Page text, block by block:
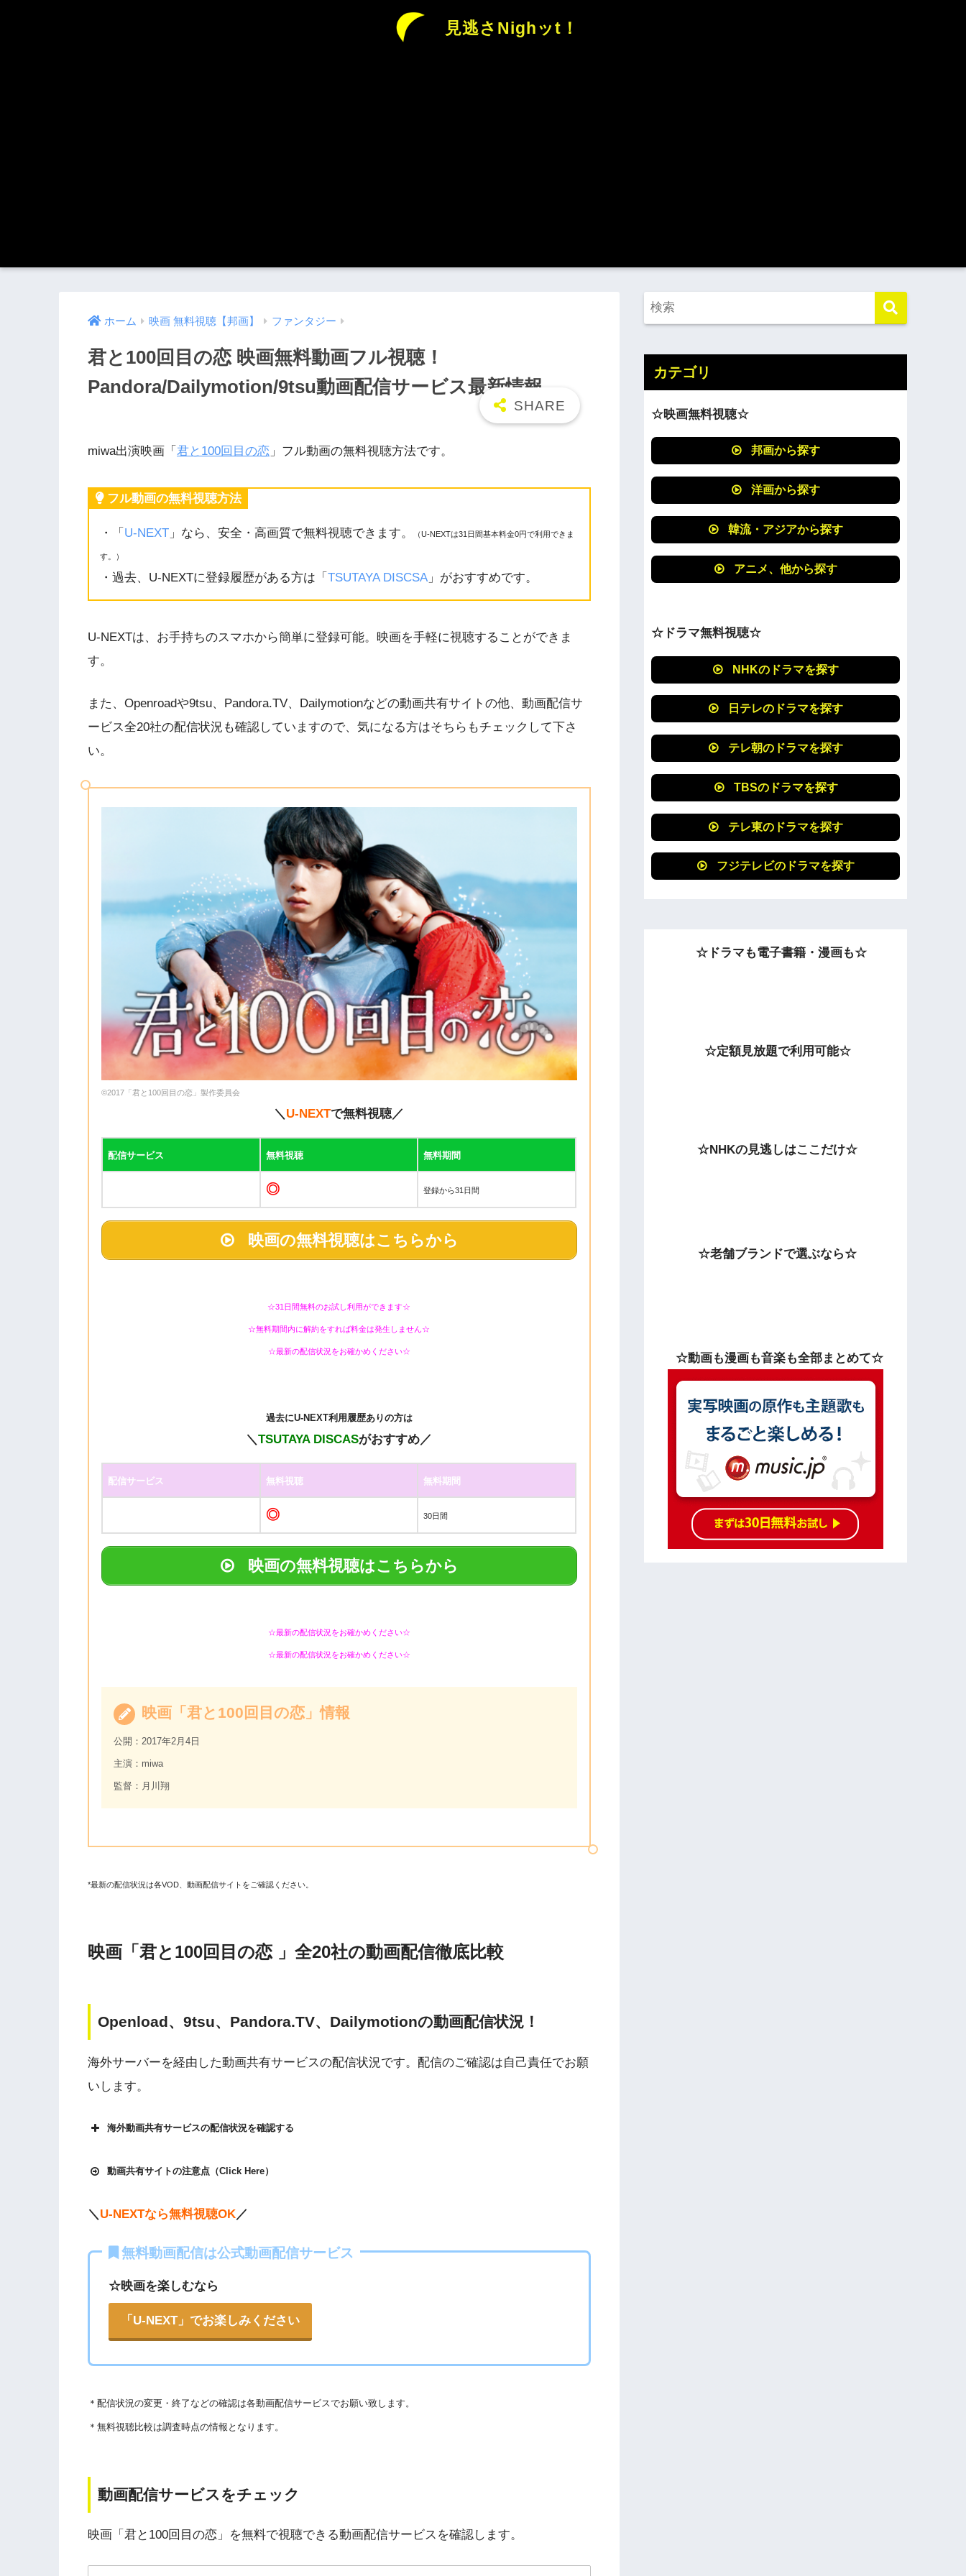
見逃さNighッt！
ホーム 映画 無料視聴【邦画】 ファンタジー
君と100回目の恋 映画無料動画フル視聴！
Pandora/Dailymotion/9tsu動画配信サービス最新情報
miwa出演映画「 君と100回目の恋 」フル動画の無料視聴方法です。
フル動画の無料視聴方法
・「 U-NEXT 」なら、安全・高画質で無料視聴できます。 （U-NEXTは31日間基本料金0円で利用できま
す。）
・過去、U-NEXTに登録履歴がある方は「 TSUTAYA DISCSA 」がおすすめです。
U-NEXTは、お手持ちのスマホから簡単に登録可能。映画を手軽に視聴することができま
す。
また、Openroadや9tsu、Pandora.TV、Dailymotionなどの動画共有サイトの他、動画配信サ
ービス全20社の配信状況も確認していますので、気になる方はそちらもチェックして下さ
い。
©2017「君と100回目の恋」製作委員会
＼ U-NEXTで無料視聴／
配信サービス 無料視聴 無料期間
◎ 登録から31日間
映画の無料視聴はこちらから
☆31日間無料のお試し利用ができます☆
☆無料期間内に解約をすれば料金は発生しません☆
☆最新の配信状況をお確かめください☆
過去にU-NEXT利用履歴ありの方は
＼TSUTAYA DISCASがおすすめ／
配信サービス 無料視聴 無料期間
◎ 30日間
映画の無料視聴はこちらから
☆最新の配信状況をお確かめください☆
☆最新の配信状況をお確かめください☆
映画「君と100回目の恋」情報
公開：2017年2月4日
主演：miwa
監督：月川翔
*最新の配信状況は各VOD、動画配信サイトをご確認ください。
映画「君と100回目の恋 」全20社の動画配信徹底比較
Openload、9tsu、Pandora.TV、Dailymotionの動画配信状況！
海外サーバーを経由した動画共有サービスの配信状況です。配信のご確認は自己責任でお願
いします。
海外動画共有サービスの配信状況を確認する
▶︎Pandora.TV
動画共有サイトの注意点（Click Here）
権を侵害している恐れがあります。
法律に触れることはもちろん、フィッシング詐欺やウイルス感染によるスマホ・パソコントラブルの原因とな
著作物の取り扱いについては注意喚起が「公益社団法人著作物情報センター
されています。
＼ U-NEXTなら無料視聴OK／
無料動画配信は公式動画配信サービス
☆映画を楽しむなら
「U-NEXT」でお楽しみください
＊ 配信状況の変更・終了などの確認は各動画配信サービスでお願い致します。
＊無料視聴比較は調査時点の情報となります。
動画配信サービスをチェック
映画「君と100回目の恋」を無料で視聴できる動画配信サービスを確認します。
カテゴリ
☆映画無料視聴☆
邦画から探す
洋画から探す
韓流・アジアから探す
アニメ、他から探す
☆ドラマ無料視聴☆
NHKのドラマを探す
日テレのドラマを探す
テレ朝のドラマを探す
TBSのドラマを探す
テレ東のドラマを探す
フジテレビのドラマを探す
☆ドラマも電子書籍・漫画も☆
☆定額見放題で利用可能☆
☆NHKの見逃しはここだけ☆
☆老舗ブランドで選ぶなら☆
☆動画も漫画も音楽も全部まとめて☆